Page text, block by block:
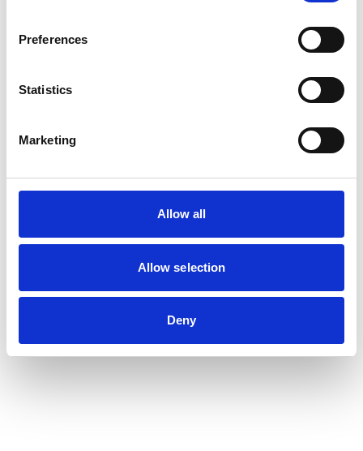
Preferences
Statistics
Marketing
Allow all
Allow selection
Deny